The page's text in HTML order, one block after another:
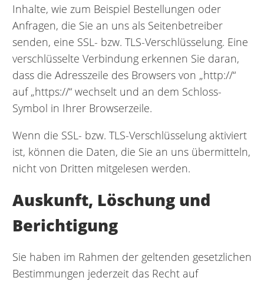
Inhalte, wie zum Beispiel Bestellungen oder
Anfragen, die Sie an uns als Seitenbetreiber
senden, eine SSL- bzw. TLS-Verschlüsselung. Eine
verschlüsselte Verbindung erkennen Sie daran,
dass die Adresszeile des Browsers von „http://“
auf „https://“ wechselt und an dem Schloss-
Symbol in Ihrer Browserzeile.
Wenn die SSL- bzw. TLS-Verschlüsselung aktiviert
ist, können die Daten, die Sie an uns übermitteln,
nicht von Dritten mitgelesen werden.
Auskunft, Löschung und
Berichtigung
Sie haben im Rahmen der geltenden gesetzlichen
Bestimmungen jederzeit das Recht auf